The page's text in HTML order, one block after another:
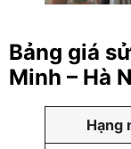
Bảng giá
Minh – Hà
Hạng